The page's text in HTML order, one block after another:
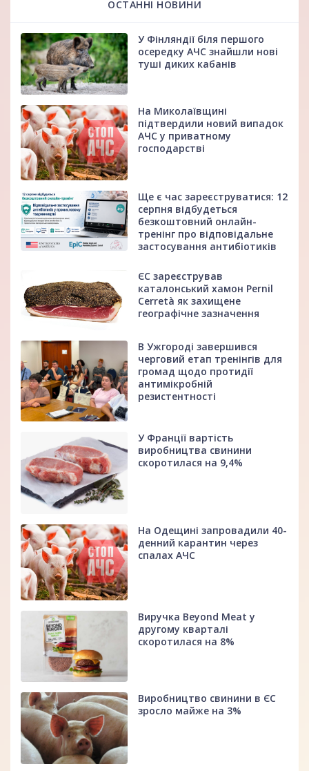
ОСТАННІ НОВИНИ
У Фінляндії біля першого
осередку АЧС знайшли нові
туші диких кабанів
На Миколаївщині
підтвердили новий випадок
АЧС у приватному
господарстві
Ще є час зареєструватися: 12
серпня відбудеться
безкоштовний онлайн-
тренінг про відповідальне
застосування антибіотиків
ЄС зареєстрував
каталонський хамон Pernil
Cerretà як захищене
географічне зазначення
В Ужгороді завершився
черговий етап тренінгів для
громад щодо протидії
антимікробній
резистентності
У Франції вартість
виробництва свинини
скоротилася на 9,4%
На Одещині запровадили 40-
денний карантин через
спалах АЧС
Виручка Beyond Meat у
другому кварталі
скоротилася на 8%
Виробництво свинини в ЄС
зросло майже на 3%